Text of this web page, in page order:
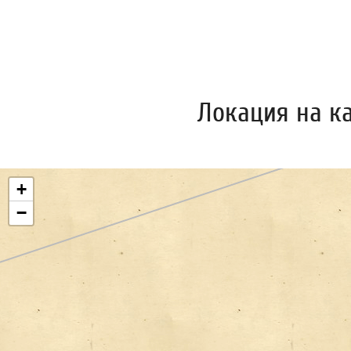
Локация на
+
−